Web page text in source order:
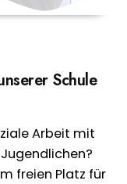
Schule
Arbeit mit
freien Platz für